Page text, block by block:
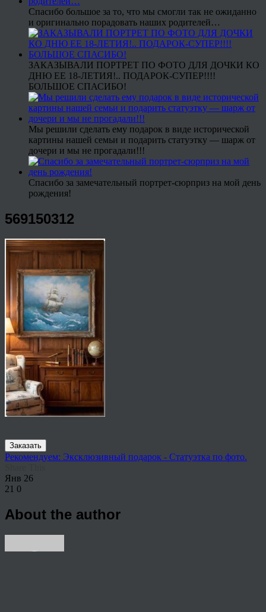
Спасибо большое за то, что мы смогли так не ожиданно
и оригинально порадовать наших родителей…
ЗАКАЗЫВАЛИ ПОРТРЕТ ПО ФОТО ДЛЯ ДОЧКИ КО
ДНЮ ЕЕ 18-ЛЕТИЯ!.. ПОДАРОК-СУПЕР!!!!
БОЛЬШОЕ СПАСИБО!
Мы решили сделать ему подарок в виде исторической
картины нашей семьи и подарить статуэтку — шарж от
дочери и мы не прогадали!!!
Спасибо за замечательный портрет-сюрприз на мой день
рождения!
569150312
Заказать
Рекомендуем: Эксклюзивный подарок - Статуэтка по фото.
Янв 26
21 0
About the author